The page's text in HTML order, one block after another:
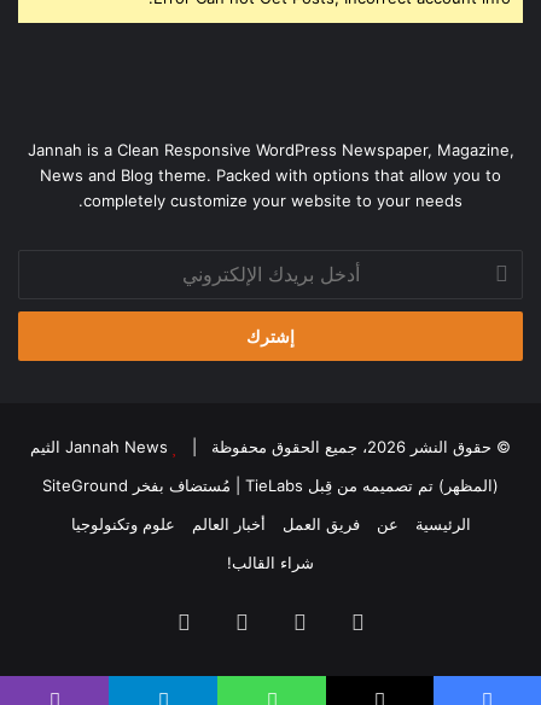
Jannah is a Clean Responsive WordPress Newspaper, Magazine,
News and Blog theme. Packed with options that allow you to
completely customize your website to your needs.
أدخل
بريدك
الإلكتروني
© حقوق النشر 2026، جميع الحقوق محفوظة |
Jannah News الثيم
(المظهر) تم تصميمه من قِبل TieLabs
| مُستضاف بفخر SiteGround
الرئيسية
عن فريق العمل أخبار العالم
علوم وتكنولوجيا
شراء القالب!
فيسبوك ‫YouTube